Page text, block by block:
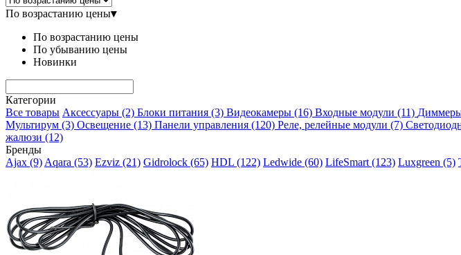
По возрастанию цены▾
По возрастанию цены
По убыванию цены
Новинки
Категории
Все товары Аксессуары (2) Блоки питания (3) Видеокамеры (16) Входные модули (11)
Мультирум (3) Освещение (13) Панели управления (120) Реле, релейные модули (7)
жалюзи (12)
Бренды
Ajax (9) Aqara (53) Ezviz (21) Gidrolock (65) HDL (122) Ledwide (60) LifeSmart (123) Luxgreen (5)